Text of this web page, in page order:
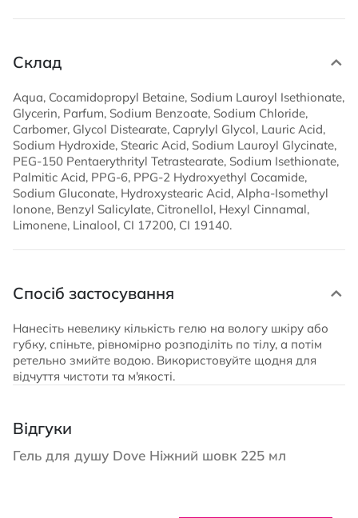
Склад
Aqua, Cocamidopropyl Betaine, Sodium Lauroyl Isethionate,
Glycerin, Parfum, Sodium Benzoate, Sodium Chloride,
Carbomer, Glycol Distearate, Caprylyl Glycol, Lauric Acid,
Sodium Hydroxide, Stearic Acid, Sodium Lauroyl Glycinate,
PEG-150 Pentaerythrityl Tetrastearate, Sodium Isethionate,
Palmitic Acid, PPG-6, PPG-2 Hydroxyethyl Cocamide,
Sodium Gluconate, Hydroxystearic Acid, Alpha-Isomethyl
Ionone, Benzyl Salicylate, Citronellol, Hexyl Cinnamal,
Limonene, Linalool, CI 17200, CI 19140.
Спосіб застосування
Нанесіть невелику кількість гелю на вологу шкіру або
губку, спіньте, рівномірно розподіліть по тілу, а потім
ретельно змийте водою. Використовуйте щодня для
відчуття чистоти та м'якості.
Відгуки
Гель для душу Dove Ніжний шовк 225 мл